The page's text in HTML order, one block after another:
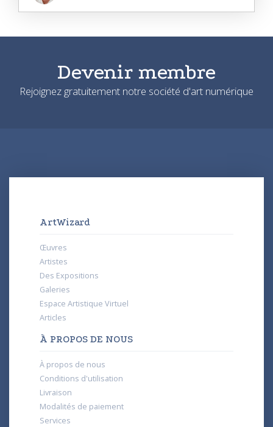
Devenir membre
Rejoignez gratuitement notre société d'art numérique
ArtWizard
Œuvres
Artistes
Des Expositions
Galeries
Espace Artistique Virtuel
Articles
À PROPOS DE NOUS
À propos de nous
Conditions d'utilisation
Livraison
Modalités de paiement
Services